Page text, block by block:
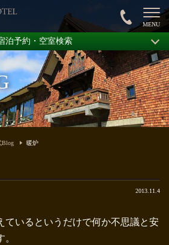
泊予約・空室検索
Blog 暖炉
2013.11.4
ているというだけで何か不思議と安